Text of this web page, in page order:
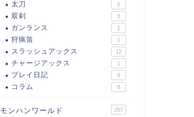
太刀 5
双剣 3
ガンランス 1
狩猟笛 1
スラッシュアックス 12
チャージアックス 1
プレイ日記 9
コラム 8
モンハンワールド 257